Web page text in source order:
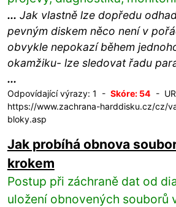
... Jak vlastně lze dopředu
pevným diskem něco není v
obvykle nepokazí během
okamžiku- lze sledovat řadu
...
Odpovídající výrazy: 1 - Skóre: 54 -
https://www.zachrana-harddisku.cz/cz/
bloky.asp
Jak probíhá obnova
krokem
Postup při záchraně dat od
uložení obnovených souborů